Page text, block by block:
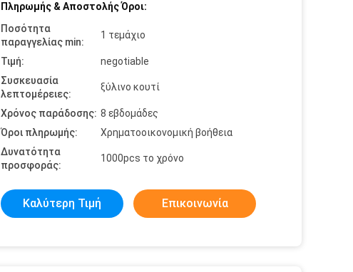
Πληρωμής & Αποστολής Όροι:
Ποσότητα
παραγγελίας min:
1 τεμάχιο
Τιμή:
negotiable
Συσκευασία
λεπτομέρειες:
ξύλινο κουτί
Χρόνος παράδοσης: 8 εβδομάδες
Όροι πληρωμής:
Χρηματοοικονομική βοήθεια
Δυνατότητα
προσφοράς:
1000pcs το χρόνο
Καλύτερη Τιμή Επικοινωνία